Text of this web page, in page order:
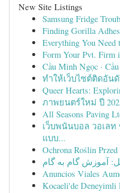
New Site Listings
Samsung Fridge
Finding Gorilla
Everything You
Form Your Pvt. Firm
Cầu Minh Ngọc ·
ทำให้เว็บไซต์ติดอัน
Queer Hearts:
ภาพยนตร์ใหม่ ปี
All Seasons Paving
เว็บพนันบอล วอเล
แบบ...
Ochrona Roślin
آموزش گام به گام
Anuncios Viales
Kocaeli'de Deneyimli